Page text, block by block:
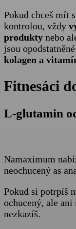
Pokud chceš mít
kontrolou, vždy
produkty nebo
jsou
kolagen a
Fitnesáci
L-glutamin
Namaximum
neochucený as
Pokud si potrpíš
ochucený, ale
nezkazíš.